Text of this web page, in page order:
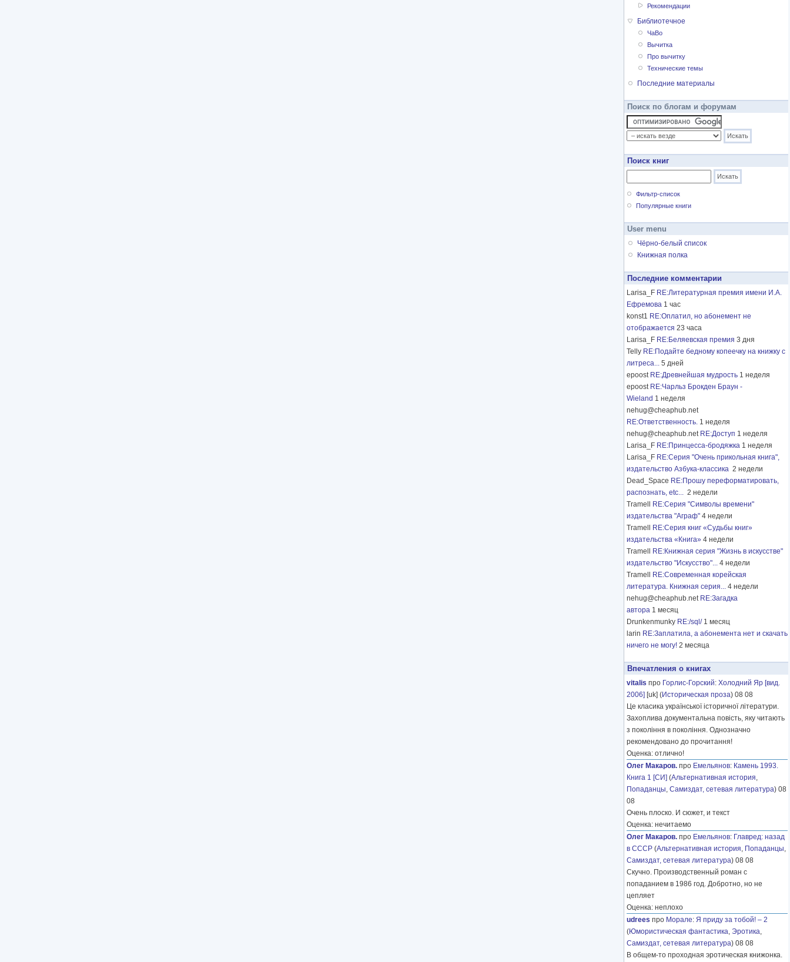
Рекомендации
Библиотечное
ЧаВо
Вычитка
Про вычитку
Технические темы
Последние материалы
Поиск по блогам и форумам
Поиск книг
Фильтр-список
Популярные книги
User menu
Чёрно-белый список
Книжная полка
Последние комментарии
Larisa_F RE:Литературная премия имени И.А.
Ефремова 1 час
konst1 RE:Оплатил, но абонемент не
отображается 23 часа
Larisa_F RE:Беляевская премия 3 дня
Telly RE:Подайте бедному копеечку на книжку с
литреса... 5 дней
epoost RE:Древнейшая мудрость 1 неделя
epoost RE:Чарльз Брокден Браун -
Wieland 1 неделя
nehug@cheaphub.net
RE:Ответственность. 1 неделя
nehug@cheaphub.net RE:Доступ 1 неделя
Larisa_F RE:Принцесса-бродяжка 1 неделя
Larisa_F RE:Серия "Очень прикольная книга",
издательство Азбука-классика 2 недели
Dead_Space RE:Прошу переформатировать,
распознать, etc... 2 недели
Tramell
RE:Серия "Символы времени"
издательства "Аграф" 4 недели
Tramell
RE:Серия книг «Судьбы книг»
издательства «Книга» 4 недели
Tramell
RE:Книжная серия "Жизнь в искусстве"
издательство "Искусство"... 4 недели
Tramell
RE:Современная корейская
литература. Книжная серия... 4 недели
nehug@cheaphub.net RE:Загадка
автора 1 месяц
Drunkenmunky RE:/sql/ 1 месяц
larin RE:Заплатила, а абонемента нет и скачать
ничего не могу! 2 месяца
Впечатления о книгах
vitalis про Горлис-Горский: Холодний Яр [вид.
2006] [uk] (Историческая проза) 08 08
Це класика української історичної літератури.
Захоплива документальна повість, яку читають
з покоління в покоління. Однозначно
рекомендовано до прочитання!
Оценка: отлично!
Олег Макаров. про Емельянов: Камень 1993.
Книга 1 [СИ] (Альтернативная история,
Попаданцы, Самиздат, сетевая литература) 08
08
Очень плоско. И сюжет, и текст
Оценка: нечитаемо
Олег Макаров. про Емельянов: Главред: назад
в СССР (Альтернативная история, Попаданцы,
Самиздат, сетевая литература) 08 08
Скучно. Производственный роман с
попаданием в 1986 год. Добротно, но не
цепляет
Оценка: неплохо
udrees про Морале: Я приду за тобой! – 2
(Юмористическая фантастика, Эротика,
Самиздат, сетевая литература) 08 08
В общем-то проходная эротическая книжонка.